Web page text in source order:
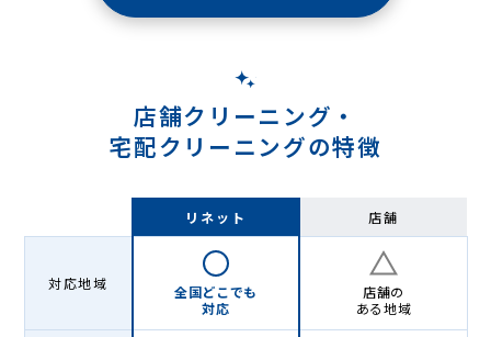
店舗クリーニング・
宅配クリーニングの特徴
リネット 店舗
対応地域
全国どこでも
対応
店舗の
ある地域